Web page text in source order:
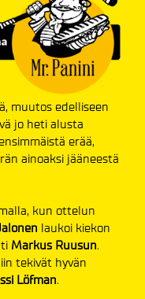
muutos edelliseen
jo heti alusta
erää,
ainoaksi jääneestä
kun ottelun
laukoi kiekon
Markus Ruusun.
tekivät hyvän
Löfman.